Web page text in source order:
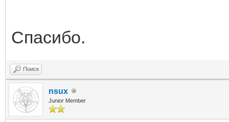
Спасибо.
Поиск
nsux
Junior Member